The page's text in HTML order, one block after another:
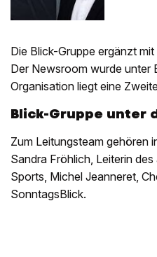
Die Blick-Gruppe ergänzt
Der Newsroom wurde unter
Organisation liegt eine
Blick-Gruppe unter
Zum Leitungsteam gehören
Sandra Fröhlich, Leiterin
Sports, Michel Jeanneret,
SonntagsBlick.